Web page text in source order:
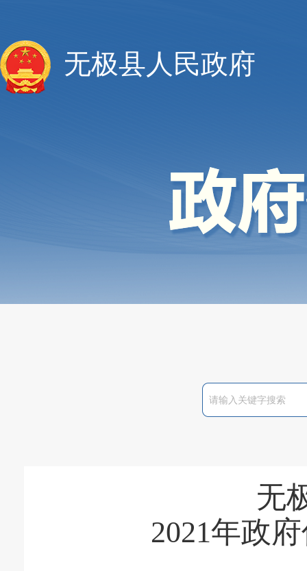
无极县人民政府
无
2021年政